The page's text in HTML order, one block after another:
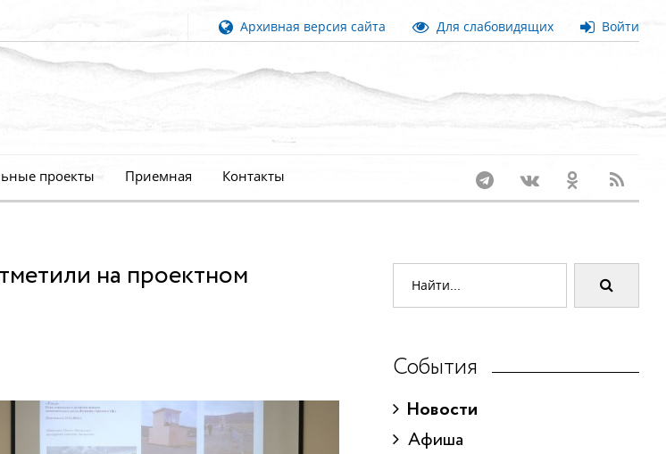
Архивная версия сайта Для слабовидящих Войти
проекты Приемная Контакты
на проектном
События
Новости
Афиша